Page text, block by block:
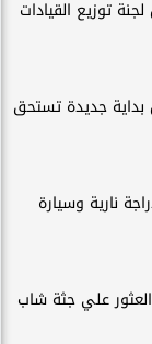
توزيع القيادات
جديدة تستحق
نارية وسيارة
علي جثة شاب